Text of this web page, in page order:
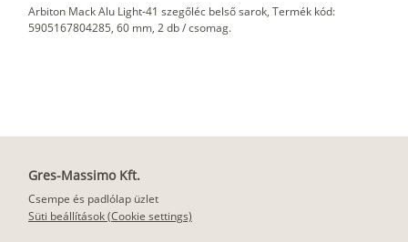
Arbiton Mack Alu Light-41 szegőléc belső sarok, Termék kód:
5905167804285, 60 mm, 2 db / csomag.
Gres-Massimo Kft.
Csempe és padlólap üzlet
Süti beállítások (Cookie settings)